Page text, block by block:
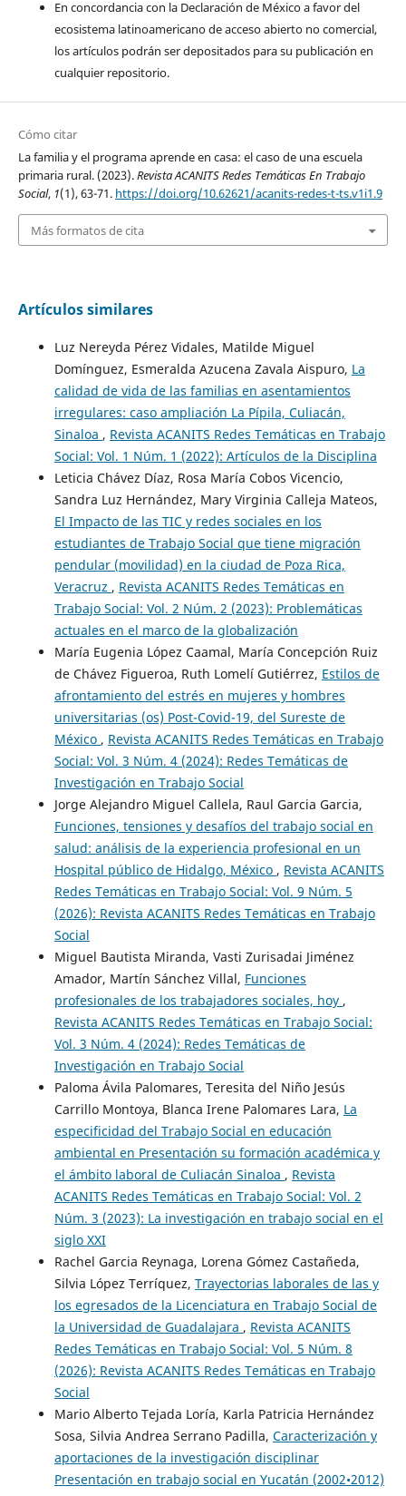
En concordancia con la Declaración de México a favor del
ecosistema latinoamericano de acceso abierto no comercial,
los artículos podrán ser depositados para su publicación en
cualquier repositorio.
Cómo citar
La familia y el programa aprende en casa: el caso de una escuela
primaria rural. (2023).Revista ACANITS Redes Temáticas En Trabajo
Social, 1(1), 63-71. https://doi.org/10.62621/acanits-redes-t-ts.v1i1.9
Más formatos de cita
Artículos similares
Luz Nereyda Pérez Vidales, Matilde Miguel
Domínguez, Esmeralda Azucena Zavala Aispuro, La
calidad de vida de las familias en asentamientos
irregulares: caso ampliación La Pípila, Culiacán,
Sinaloa , Revista ACANITS Redes Temáticas en Trabajo
Social: Vol. 1 Núm. 1 (2022): Artículos de la Disciplina
Leticia Chávez Díaz, Rosa María Cobos Vicencio,
Sandra Luz Hernández, Mary Virginia Calleja Mateos,
El Impacto de las TIC y redes sociales en los
estudiantes de Trabajo Social que tiene migración
pendular (movilidad) en la ciudad de Poza Rica,
Veracruz , Revista ACANITS Redes Temáticas en
Trabajo Social: Vol. 2 Núm. 2 (2023): Problemáticas
actuales en el marco de la globalización
María Eugenia López Caamal, María Concepción Ruiz
de Chávez Figueroa, Ruth Lomelí Gutiérrez, Estilos de
afrontamiento del estrés en mujeres y hombres
universitarias (os) Post-Covid-19, del Sureste de
México , Revista ACANITS Redes Temáticas en Trabajo
Social: Vol. 3 Núm. 4 (2024): Redes Temáticas de
Investigación en Trabajo Social
Jorge Alejandro Miguel Callela, Raul Garcia Garcia,
Funciones, tensiones y desafíos del trabajo social en
salud: análisis de la experiencia profesional en un
Hospital público de Hidalgo, México , Revista ACANITS
Redes Temáticas en Trabajo Social: Vol. 9 Núm. 5
(2026): Revista ACANITS Redes Temáticas en Trabajo
Social
Miguel Bautista Miranda, Vasti Zurisadai Jiménez
Amador, Martín Sánchez Villal, Funciones
profesionales de los trabajadores sociales, hoy ,
Revista ACANITS Redes Temáticas en Trabajo Social:
Vol. 3 Núm. 4 (2024): Redes Temáticas de
Investigación en Trabajo Social
Paloma Ávila Palomares, Teresita del Niño Jesús
Carrillo Montoya, Blanca Irene Palomares Lara, La
especificidad del Trabajo Social en educación
ambiental en Presentación su formación académica y
el ámbito laboral de Culiacán Sinaloa , Revista
ACANITS Redes Temáticas en Trabajo Social: Vol. 2
Núm. 3 (2023): La investigación en trabajo social en el
siglo XXI
Rachel Garcia Reynaga, Lorena Gómez Castañeda,
Silvia López Terríquez, Trayectorias laborales de las y
los egresados de la Licenciatura en Trabajo Social de
la Universidad de Guadalajara , Revista ACANITS
Redes Temáticas en Trabajo Social: Vol. 5 Núm. 8
(2026): Revista ACANITS Redes Temáticas en Trabajo
Social
Mario Alberto Tejada Loría, Karla Patricia Hernández
Sosa, Silvia Andrea Serrano Padilla, Caracterización y
aportaciones de la investigación disciplinar
Presentación en trabajo social en Yucatán (2002•2012)